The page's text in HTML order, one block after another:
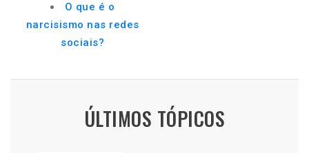
O que é o
narcisismo nas redes
sociais?
ÚLTIMOS TÓPICOS